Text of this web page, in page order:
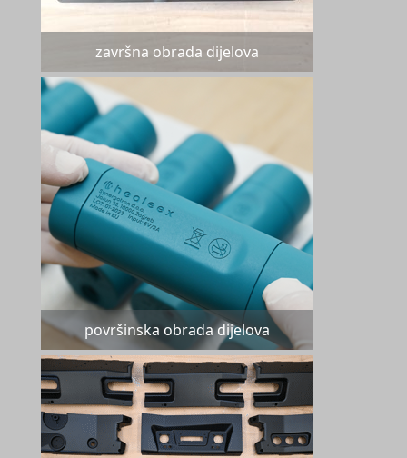
završna obrada dijelova
površinska obrada dijelova